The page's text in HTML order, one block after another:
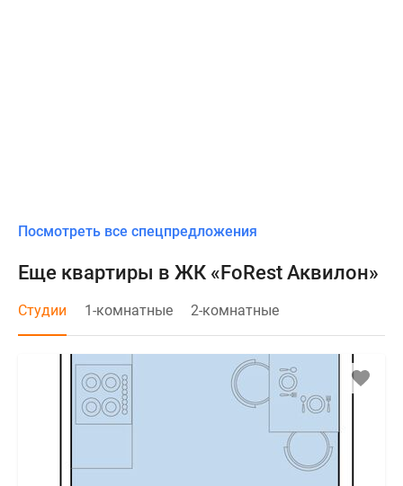
Посмотреть все спецпредложения
Еще квартиры в ЖК «FoRest Аквилон»
Студии 1-комнатные 2-комнатные